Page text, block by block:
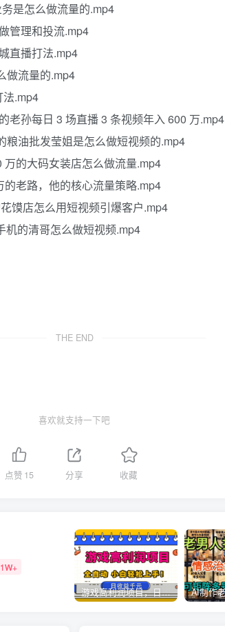
是怎么做流量的.mp4
管理和投流.mp4
直播打法.mp4
做流量的.mp4
.mp4
老孙每日 3 场直播 3 条视频年入 600 万.mp4
粮油批发莹姐是怎么做短视频的.mp4
的大码女装店怎么做流量.mp4
老路，他的核心流量策略.mp4
馍店怎么用短视频引爆客户.mp4
机的清哥怎么做短视频.mp4
THE END
喜欢就支持一下吧
点赞 15 分享 收藏
游戏高利润项目，日收益1k+，全自动，无需值守，解放双手，小白轻松上手【揭秘】